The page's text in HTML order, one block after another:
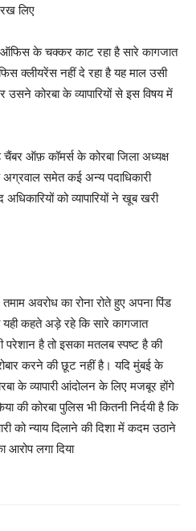
लिए
के चक्कर काट रहा है सारे कागजात
क्लीयरेंस नहीं दे रहा है यह माल उसी
कोरबा के व्यापारियों से इस विषय में
ऑफ़ कॉमर्स के कोरबा जिला अध्यक्ष
समेत कई अन्य पदाधिकारी
को व्यापारियों ने खूब खरी
अवरोध का रोना रोते हुए अपना पिंड
यही कहते अड़े रहे कि सारे कागजात
परेशान है तो इसका मतलब स्पष्ट है की
करने की छूट नहीं है। यदि मुंबई के
के व्यापारी आंदोलन के लिए मजबूर होंगे
की कोरबा पुलिस भी कितनी निर्दयी है कि
को न्याय दिलाने की दिशा में कदम उठाने
आरोप लगा दिया